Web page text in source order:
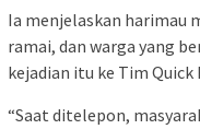
Ia menjelaskan harimau
ramai, dan warga yang
kejadian itu ke Tim Quick
“Saat ditelepon,